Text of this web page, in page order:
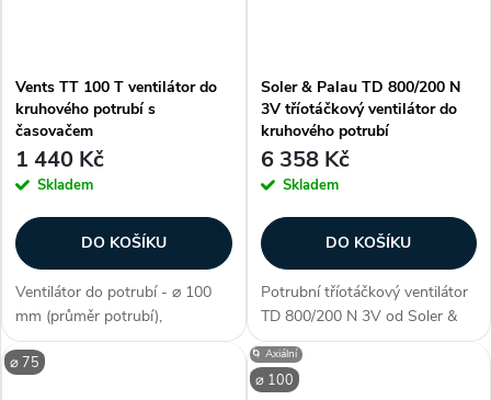
Vents TT 100 T ventilátor do
kruhového potrubí s
časovačem
1 440 Kč
Skladem
DO KOŠÍKU
Ventilátor do potrubí - ⌀ 100
mm (průměr potrubí),
diagonální konstrukce, s
časovým doběhem,
Soler & Palau TD 800/200 N
3V tříotáčkový ventilátor do
kruhového potrubí
6 358 Kč
Skladem
DO KOŠÍKU
Potrubní tříotáčkový ventilátor
TD 800/200 N 3V od Soler &
Palau s hliníkovým oběžným
kolem a kuličkovými ložisky.
Ventilátor s tichým chodem do
⌀ 75
⌀ 100
🌀 Axiální